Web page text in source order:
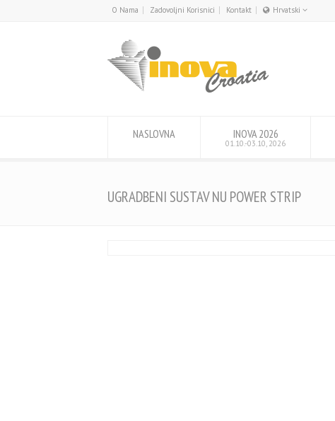
O Nama Zadovoljni Korisnici Kontakt
Hrvatski
NASLOVNA INOVA 2026
01.10.-03.10, 2026
UGRADBENI SUSTAV NU POWER STRIP